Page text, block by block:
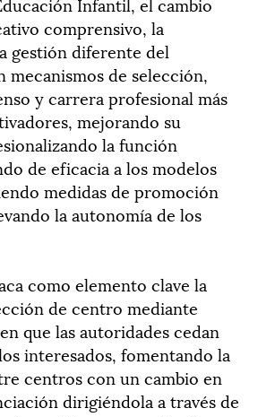
comprensivo, la
gestión diferente del
mecanismos de selección,
y carrera profesional más
mejorando su
la función
de eficacia a los modelos
medidas de promoción
la autonomía de los
como elemento clave la
de centro mediante
que las autoridades cedan
interesados, fomentando la
centros con un cambio en
dirigiéndola a través de